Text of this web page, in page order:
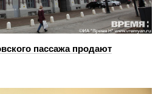
пассажа продают